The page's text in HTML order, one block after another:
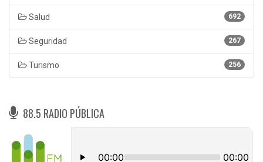
692
Salud
267
Seguridad
256
Turismo
88.5 RADIO PÚBLICA